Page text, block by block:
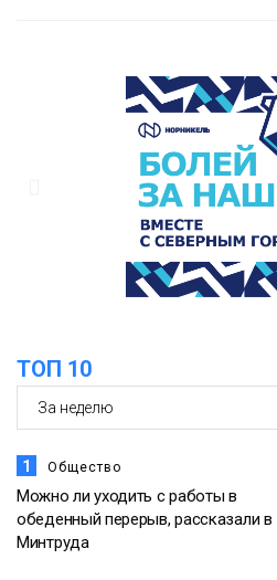
помог сборной
футзальном
Ленинский
в связи с Днём
Новости
«Домик
ТОП 10
1 Общество
Можно ли уходить с работы в
обеденный перерыв, рассказали в
Минтруда